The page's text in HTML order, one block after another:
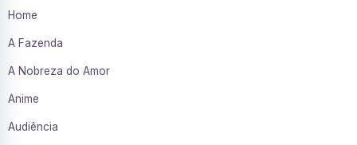
Home
A Fazenda
A Nobreza do Amor
Anime
Audiência